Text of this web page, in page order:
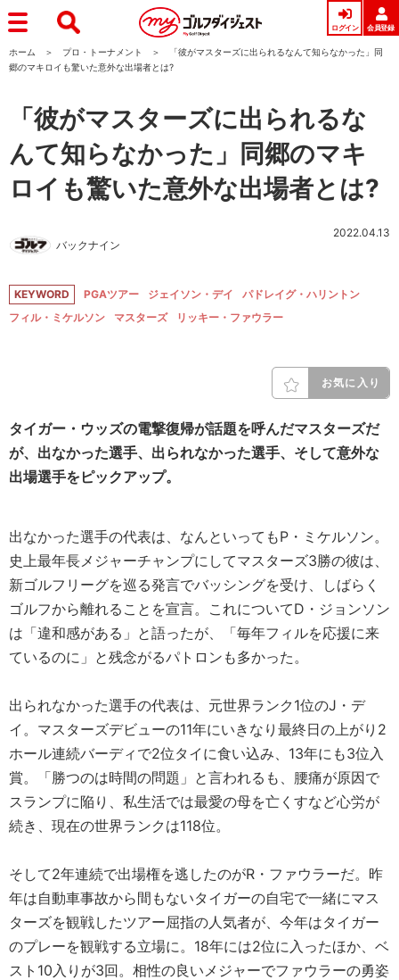
ログイン 会員登録
ホーム プロ・トーナメント
「彼がマスターズに出られるなんて知らなかった」同
郷のマキロイも驚いた意外な出場者とは?
「彼がマスターズに出られるな
んて知らなかった」同郷のマキ
ロイも驚いた意外な出場者とは?
バックナイン
2022.04.13
KEYWORD PGAツアー ジェイソン・デイ
パドレイグ・ハリントン
フィル・ミケルソン
マスターズ リッキー・ファウラー
お気に入り
タイガー・ウッズの電撃復帰が話題を呼んだマスターズだ
が、出なかった選手、出られなかった選手、そして意外な
出場選手をピックアップ。
出なかった選手の代表は、なんといってもP・ミケルソン。
史上最年長メジャーチャンプにしてマスターズ3勝の彼は、
新ゴルフリーグを巡る発言でバッシングを受け、しばらく
ゴルフから離れることを宣言。これについてD・ジョンソン
は「違和感がある」と語ったが、「毎年フィルを応援に来
ているのに」と残念がるパトロンも多かった。
出られなかった選手の代表は、元世界ランク1位のJ・デ
イ。マスターズデビューの11年にいきなり最終日の上がり2
ホール連続バーディで2位タイに食い込み、13年にも3位入
賞。「勝つのは時間の問題」と言われるも、腰痛が原因で
スランプに陥り、私生活では最愛の母を亡くすなど心労が
続き、現在の世界ランクは118位。
そして2年連続で出場権を逃したのがR・ファウラーだ。昨
年は自動車事故から間もないタイガーの自宅で一緒にマス
ターズを観戦したツアー屈指の人気者が、今年はタイガー
のプレーを観戦する立場に。18年には2位に入ったほか、ベ
スト10入りが3回。相性の良いメジャーでファウラーの勇姿